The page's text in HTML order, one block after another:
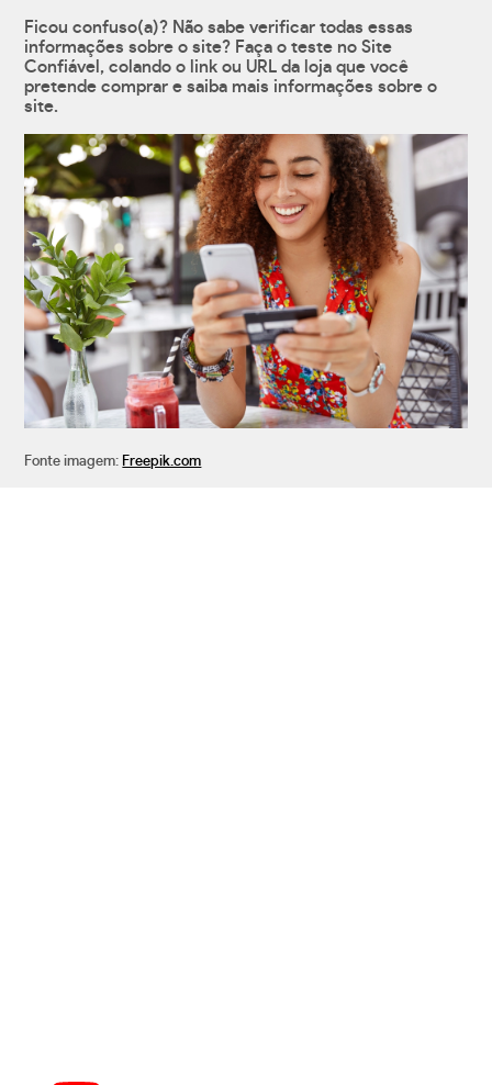
Ficou confuso(a)? Não sabe verificar todas essas
informações sobre o site? Faça o teste no Site
Confiável, colando o link ou URL da loja que você
pretende comprar e saiba mais informações sobre o
site.
Fonte imagem: Freepik.com